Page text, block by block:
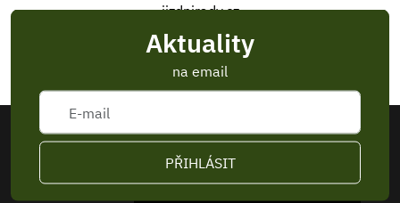
jizdnirady.cz
Aktuality
na email
PŘIHLÁSIT